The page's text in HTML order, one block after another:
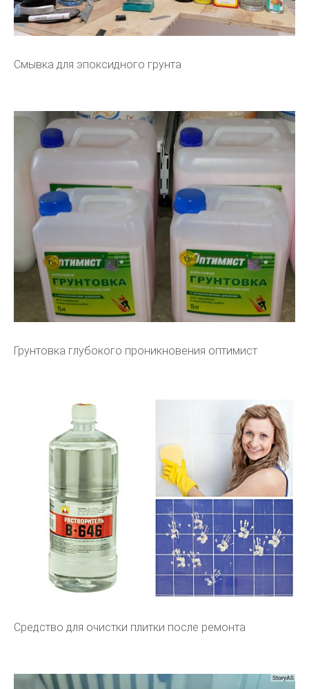
Смывка для эпоксидного грунта
Грунтовка глубокого проникновения оптимист
Средство для очистки плитки после ремонта